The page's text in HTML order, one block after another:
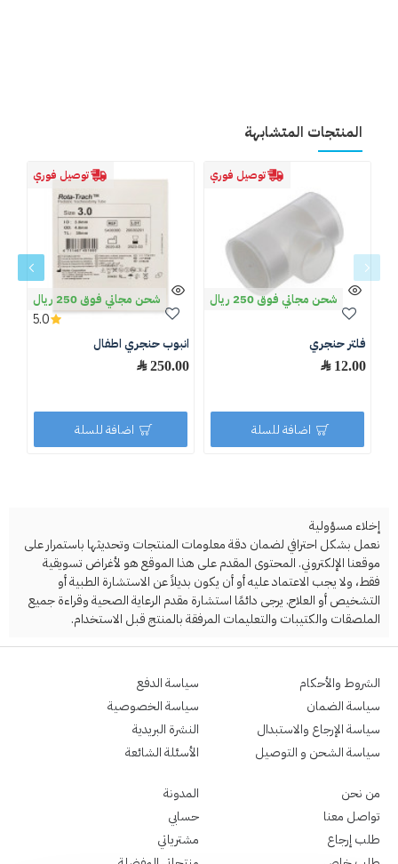
المنتجات المتشابهة
توصيل فوري
شحن مجاني فوق 250 ريال
فلتر حنجري
12.00 ﷼
اضافة للسلة
توصيل فوري
شحن مجاني فوق 250 ريال
انبوب حنجري اطفال
250.00 ﷼
5.0
اضافة للسلة
إخلاء مسؤولية
نعمل بشكل احترافي لضمان دقة معلومات المنتجات وتحديثها باستمرار على
موقعنا الإلكتروني. المحتوى المقدم على هذا الموقع هو لأغراض تسويقية
فقط، ولا يجب الاعتماد عليه أو أن يكون بديلاً عن الاستشارة الطبية أو
التشخيص أو العلاج. يرجى دائمًا استشارة مقدم الرعاية الصحية وقراءة جميع
الملصقات والكتيبات والتعليمات المرفقة بالمنتج قبل الاستخدام.
الشروط والأحكام
سياسة الضمان
سياسة الإرجاع والاستبدال
سياسة الشحن و التوصيل
سياسة الدفع
سياسة الخصوصية
النشرة البريدية
الأسئلة الشائعة
من نحن
تواصل معنا
طلب إرجاع
المدونة
حسابي
مشترياتي